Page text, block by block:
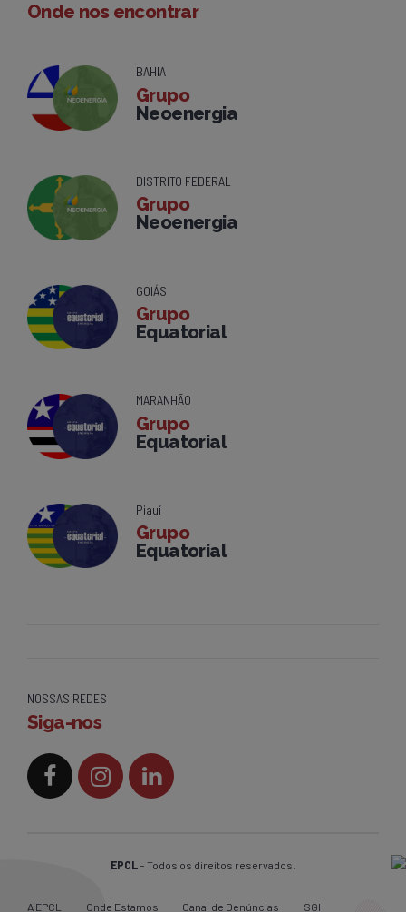
Onde nos encontrar
BAHIA
Grupo
Neoenergia
DISTRITO FEDERAL
Grupo
Neoenergia
GOIÁS
Grupo
Equatorial
MARANHÃO
Grupo
Equatorial
Piauí
Grupo
Equatorial
NOSSAS REDES
Siga-nos
EPCL– Todos os direitos reservados.
A EPCL Onde Estamos Canal de Denúncias SGI